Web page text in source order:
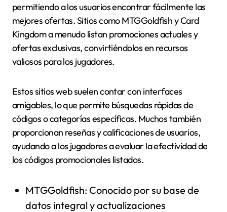
permitiendo a los usuarios encontrar fácilmente las
mejores ofertas. Sitios como MTGGoldfish y Card
Kingdom a menudo listan promociones actuales y
ofertas exclusivas, convirtiéndolos en recursos
valiosos para los jugadores.
Estos sitios web suelen contar con interfaces
amigables, lo que permite búsquedas rápidas de
códigos o categorías específicas. Muchos también
proporcionan reseñas y calificaciones de usuarios,
ayudando a los jugadores a evaluar la efectividad de
los códigos promocionales listados.
MTGGoldfish: Conocido por su base de
datos integral y actualizaciones